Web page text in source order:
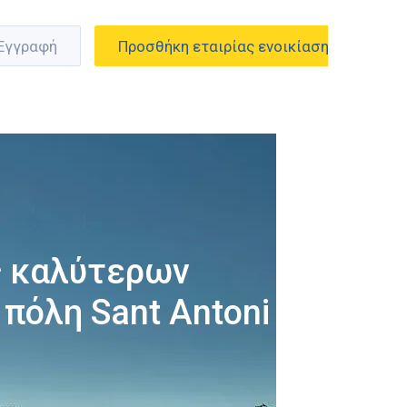
Προσθήκη εταιρίας ενοικίασης
καλύτερων
Sant Antoni